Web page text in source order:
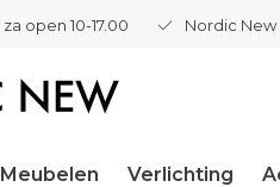
open 10-17.00 Nordic New
Meubelen Verlichting